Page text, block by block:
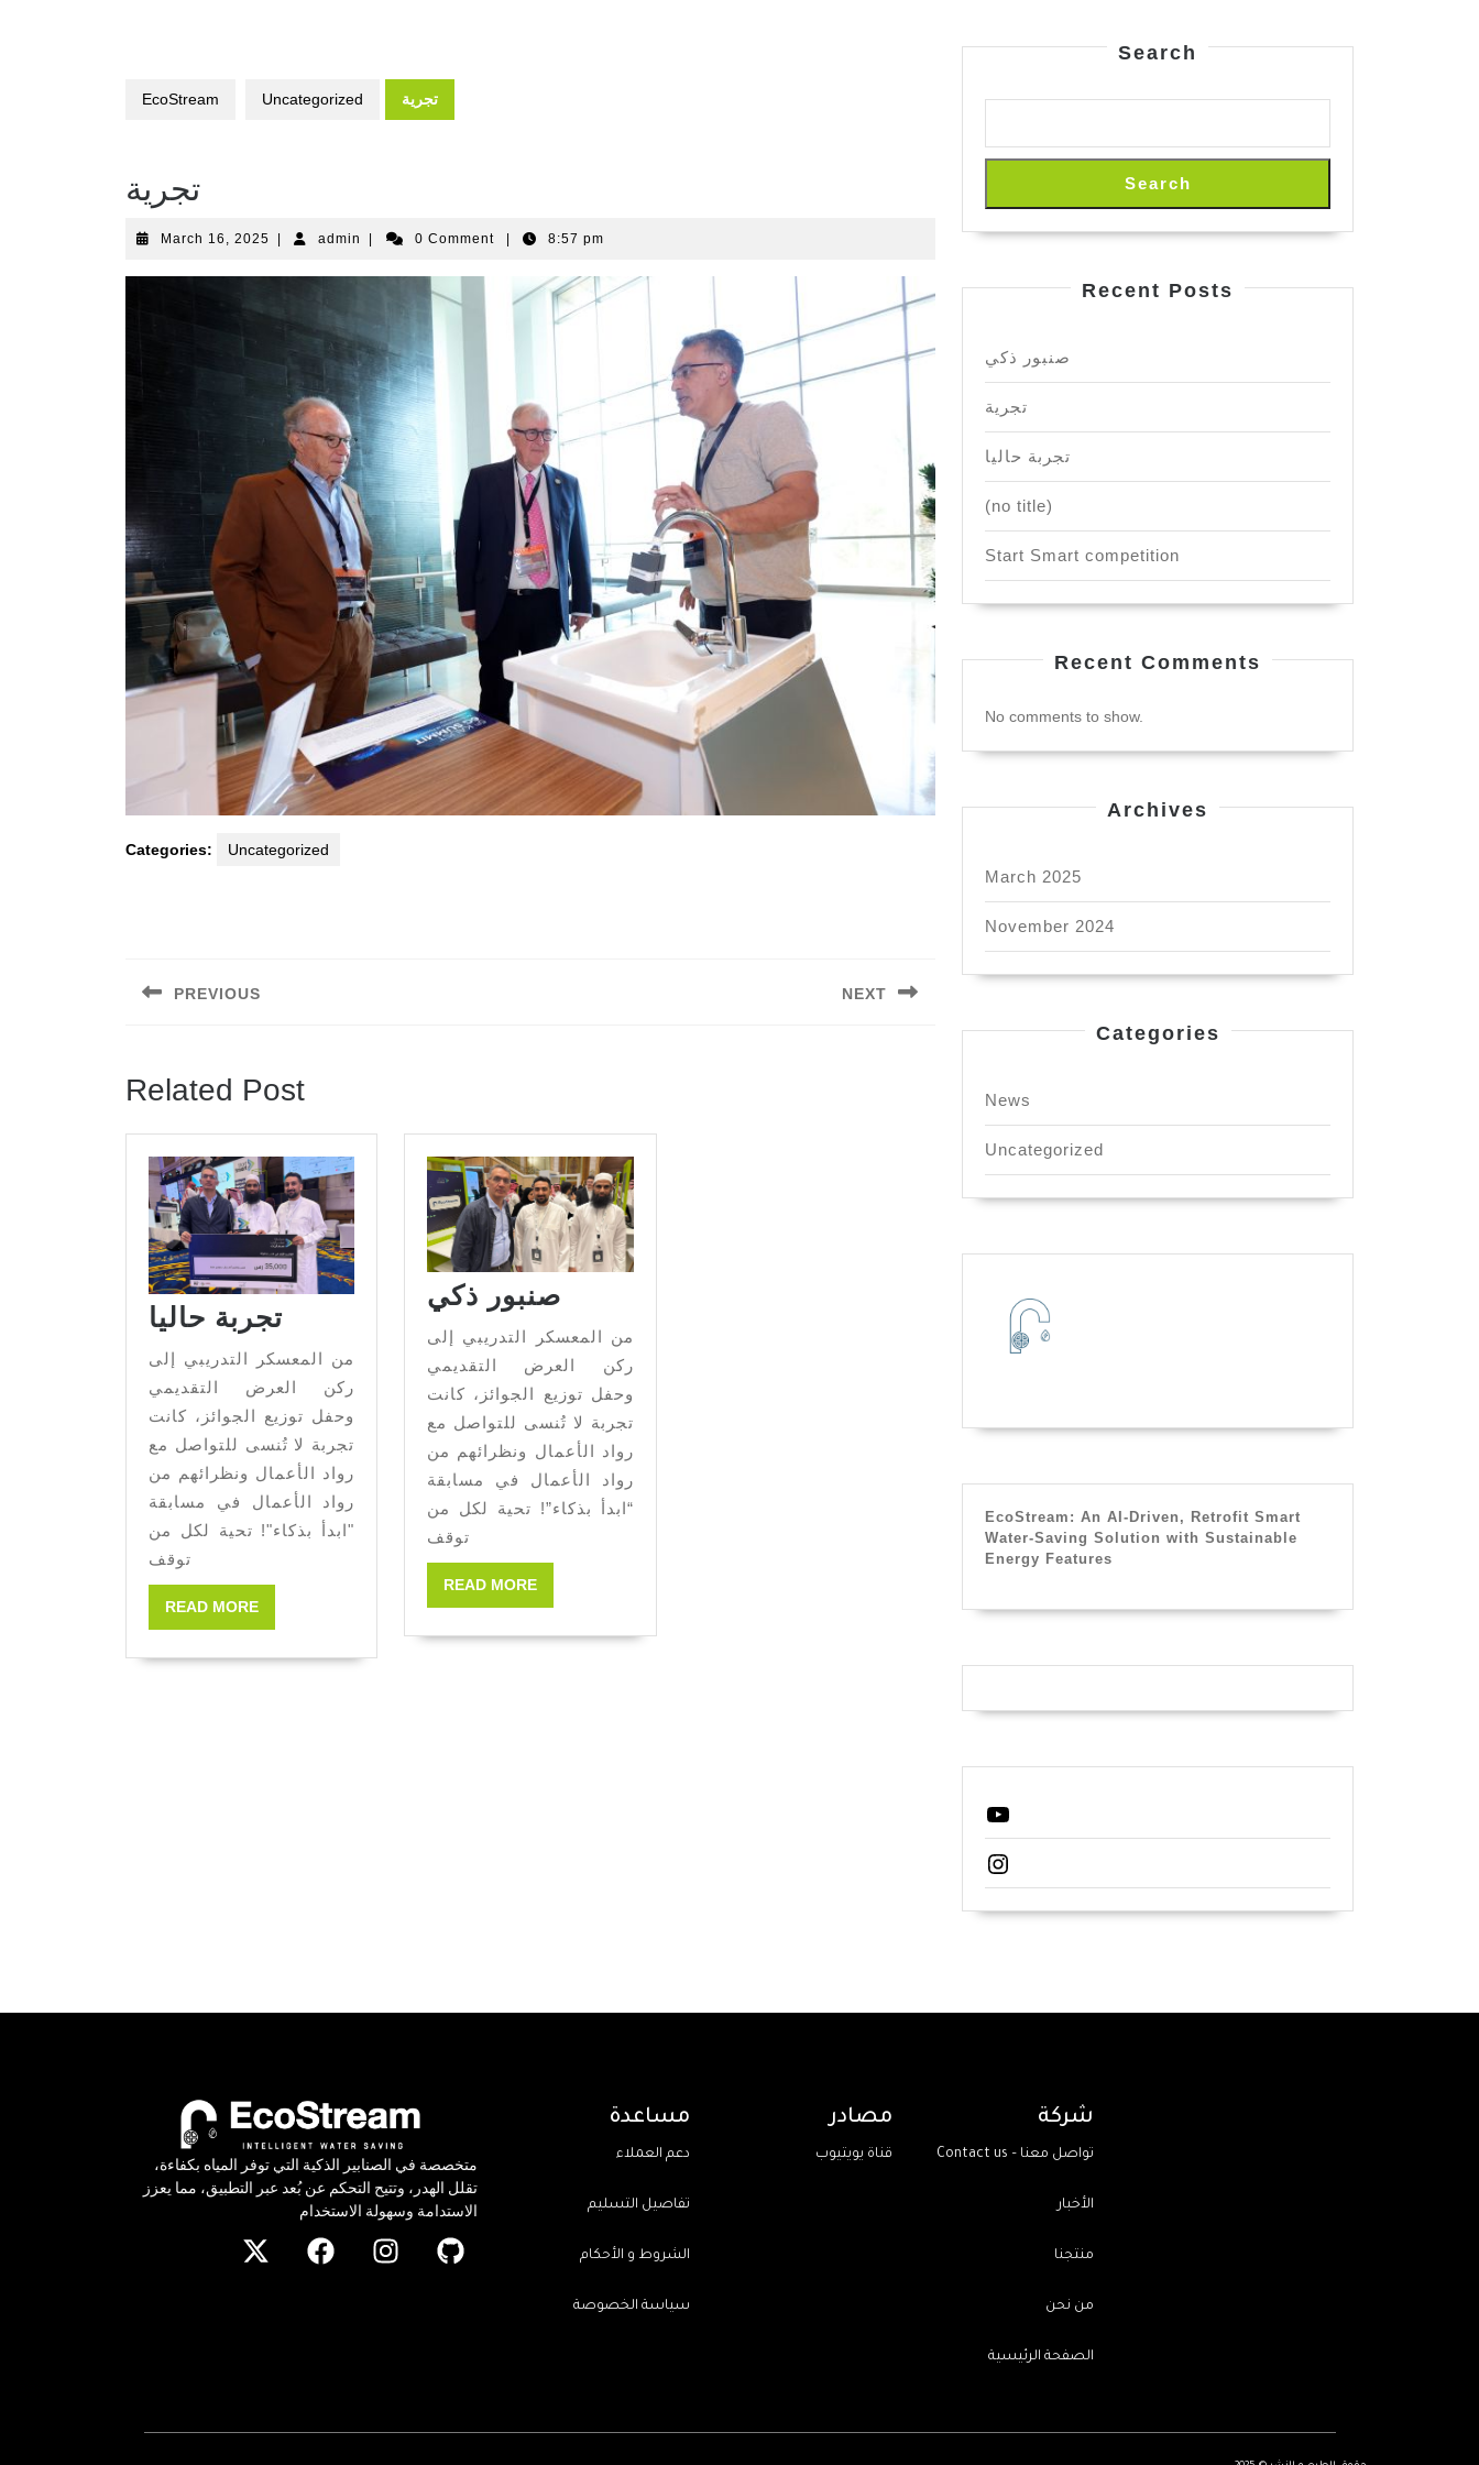
EcoStream Uncategorized تجرية
تجرية
March 16, 2025 admin 0 Comment 8:57 pm
Categories: Uncategorized
PREVIOUS NEXT
Related Post
تجربة حاليا
من المعسكر التدريبي إلى
ركن العرض التقديمي
وحفل توزيع الجوائز، كانت
تجربة لا تُنسى للتواصل مع
رواد الأعمال ونظرائهم من
رواد الأعمال في مسابقة
"ابدأ بذكاء"! تحية لكل من
توقف
READ MORE
صنبور ذكي
من المعسكر التدريبي إلى
ركن العرض التقديمي
وحفل توزيع الجوائز، كانت
تجربة لا تُنسى للتواصل مع
رواد الأعمال ونظرائهم من
رواد الأعمال في مسابقة
“ابدأ بذكاء”! تحية لكل من
توقف
READ MORE
Search
Search
Recent Posts
صنبور ذكي
تجرية
تجربة حاليا
(no title)
Start Smart competition
Recent Comments
No comments to show.
Archives
March 2025
November 2024
Categories
News
Uncategorized
EcoStream: An AI-Driven, Retrofit Smart
Water-Saving Solution with Sustainable
Energy Features
متخصصة في الصنابير الذكية التي توفر المياه بكفاءة،
تقلل الهدر، وتتيح التحكم عن بُعد عبر التطبيق، مما يعزز
الاستدامة وسهولة الاستخدام
مساعدة
دعم العملاء
تفاصيل التسليم
الشروط و الأحكام
سياسة الخصوصة
مصادر
قناة يويتيوب
شركة
Contact us – تواصل معنا
الأخبار
منتجنا
من نحن
الصفحة الرئيسية